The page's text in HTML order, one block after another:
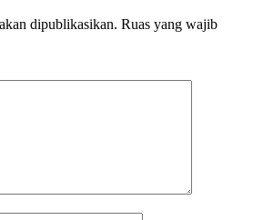
dipublikasikan. Ruas yang wajib